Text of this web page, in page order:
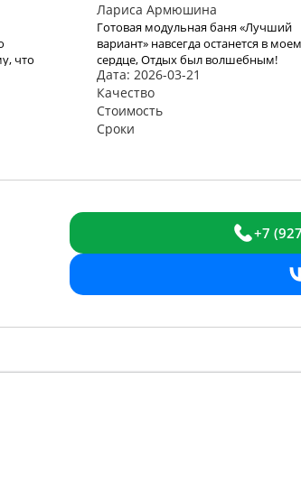
что
Лариса Армюшина
Готовая модульная баня «Лучший
вариант» навсегда останется в моем
сердце, Отдых был волшебным!
Прекрасное море, бухта и отель
благодаря Вам оставили яркое
впечатление и бурю эмоций. В это
место хочется возвращаться Снова
и снова. Спасибо Вам за Вашу
Дата: 2026-03-21
Качество
Стоимость
Сроки
+7